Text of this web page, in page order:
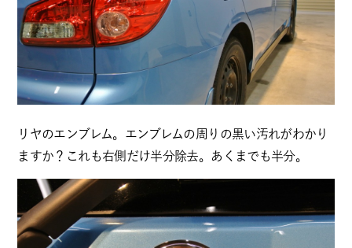
リヤのエンブレム。エンブレムの周りの黒い汚れがわかり
ますか？これも右側だけ半分除去。あくまでも半分。